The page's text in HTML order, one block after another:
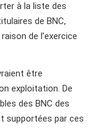
à la liste des
de BNC,
de l’exercice
être
exploitation. De
des BNC des
supportées par ces